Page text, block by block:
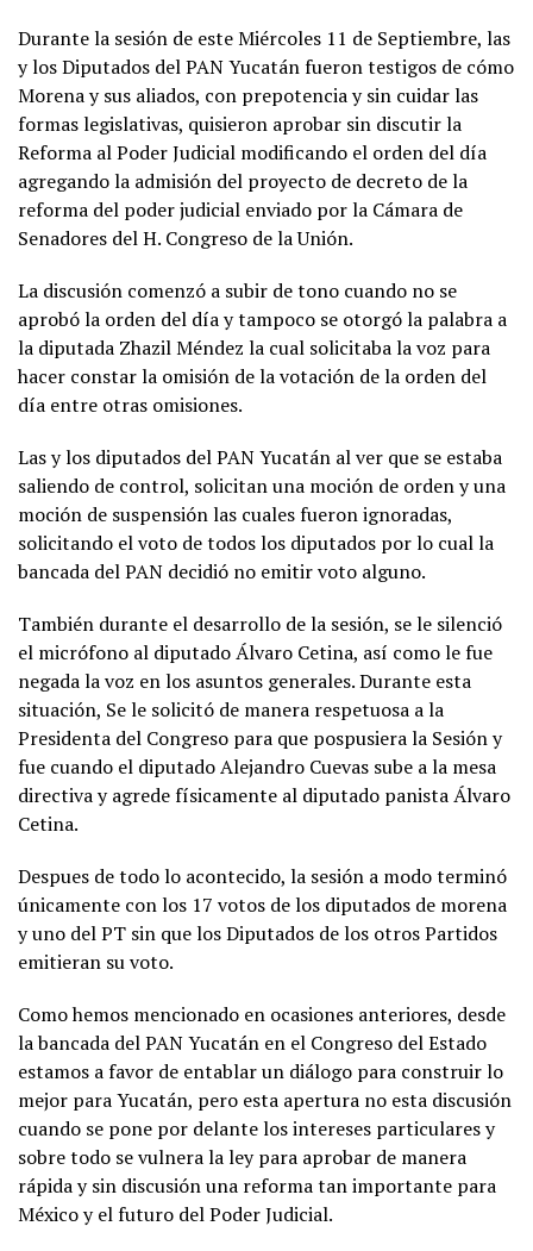
Durante la sesión de este Miércoles 11 de Septiembre, las
y los Diputados del PAN Yucatán fueron testigos de cómo
Morena y sus aliados, con prepotencia y sin cuidar las
formas legislativas, quisieron aprobar sin discutir la
Reforma al Poder Judicial modificando el orden del día
agregando la admisión del proyecto de decreto de la
reforma del poder judicial enviado por la Cámara de
Senadores del H. Congreso de la Unión.
La discusión comenzó a subir de tono cuando no se
aprobó la orden del día y tampoco se otorgó la palabra a
la diputada Zhazil Méndez la cual solicitaba la voz para
hacer constar la omisión de la votación de la orden del
día entre otras omisiones.
Las y los diputados del PAN Yucatán al ver que se estaba
saliendo de control, solicitan una moción de orden y una
moción de suspensión las cuales fueron ignoradas,
solicitando el voto de todos los diputados por lo cual la
bancada del PAN decidió no emitir voto alguno.
También durante el desarrollo de la sesión, se le silenció
el micrófono al diputado Álvaro Cetina, así como le fue
negada la voz en los asuntos generales. Durante esta
situación, Se le solicitó de manera respetuosa a la
Presidenta del Congreso para que pospusiera la Sesión y
fue cuando el diputado Alejandro Cuevas sube a la mesa
directiva y agrede físicamente al diputado panista Álvaro
Cetina.
Despues de todo lo acontecido, la sesión a modo terminó
únicamente con los 17 votos de los diputados de morena
y uno del PT sin que los Diputados de los otros Partidos
emitieran su voto.
Como hemos mencionado en ocasiones anteriores, desde
la bancada del PAN Yucatán en el Congreso del Estado
estamos a favor de entablar un diálogo para construir lo
mejor para Yucatán, pero esta apertura no esta discusión
cuando se pone por delante los intereses particulares y
sobre todo se vulnera la ley para aprobar de manera
rápida y sin discusión una reforma tan importante para
México y el futuro del Poder Judicial.